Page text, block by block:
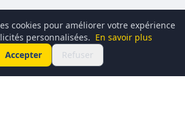
cookies pour améliorer votre expérience
personnalisées. En savoir plus
Accepter
Refuser